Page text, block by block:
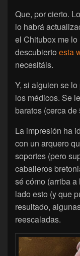
Que, por cierto.
lo habrá
el Chitubox me
descubierto esta
necesitáis.
Y, si alguien se
los médicos. Se
baratos (cerca
La impresión ha
con un arquero
soportes (pero
caballeros
sé cómo (arriba
lado esto (y que
resultado,
reescaladas.